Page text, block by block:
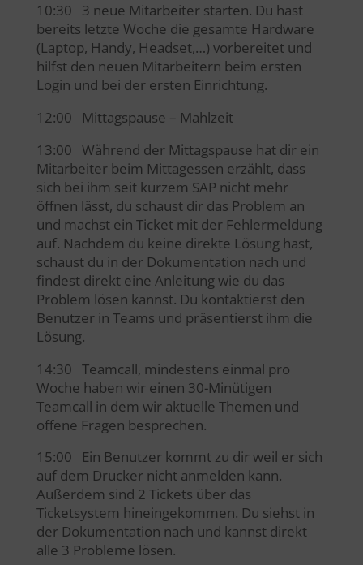
10:30 3 neue Mitarbeiter starten. Du hast
bereits letzte Woche die gesamte Hardware
(Laptop, Handy, Headset,…) vorbereitet und
hilfst den neuen Mitarbeitern beim ersten
Login und bei der ersten Einrichtung.
12:00 Mittagspause – Mahlzeit
13:00 Während der Mittagspause hat dir ein
Mitarbeiter beim Mittagessen erzählt, dass
sich bei ihm seit kurzem SAP nicht mehr
öffnen lässt, du schaust dir das Problem an
und machst ein Ticket mit der Fehlermeldung
auf. Nachdem du keine direkte Lösung hast,
schaust du in der Dokumentation nach und
findest direkt eine Anleitung wie du das
Problem lösen kannst. Du kontaktierst den
Benutzer in Teams und präsentierst ihm die
Lösung.
14:30 Teamcall, mindestens einmal pro
Woche haben wir einen 30-Minütigen
Teamcall in dem wir aktuelle Themen und
offene Fragen besprechen.
15:00 Ein Benutzer kommt zu dir weil er sich
auf dem Drucker nicht anmelden kann.
Außerdem sind 2 Tickets über das
Ticketsystem hineingekommen. Du siehst in
der Dokumentation nach und kannst direkt
alle 3 Probleme lösen.